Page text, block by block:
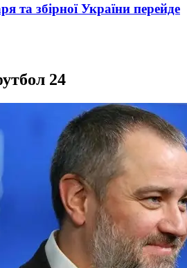
та збірної України перейде
24